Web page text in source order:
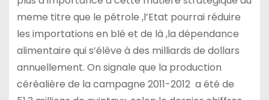
meme titre que le pétrole ,l’Etat pourrai réduire
les importations en blé et de là ,la dépendance
alimentaire qui s’élève à des milliards de dollars
annuellement. On signale que la production
céréalière de la campagne 2011-2012 a été de